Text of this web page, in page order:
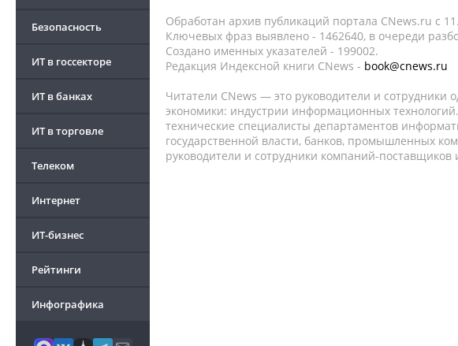
Безопасность
ИТ в госсекторе
ИТ в банках
ИТ в торговле
Телеком
Интернет
ИТ-бизнес
Рейтинги
Инфографика
Обработан архив публикаций портала CNews.ru c
Ключевых фраз выявлено - 1462640, в очереди
Создано именных указателей - 199002.
Редакция Индексной книги CNews - book@cnews.ru
Читатели CNews — это руководители и сотрудники
экономики: индустрии информационных
технические специалисты департаментов
государственной власти, банков, промышленных
руководители и сотрудники компаний-